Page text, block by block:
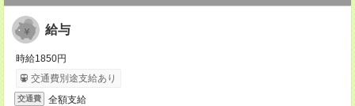
給与
時給1850円
交通費別途支給あり
交通費 全額支給